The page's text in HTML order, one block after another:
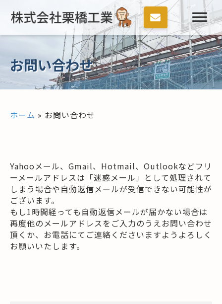
お問い合わせ
ホーム » お問い合わせ
Yahooメール、Gmail、Hotmail、Outlookなどフリ
ーメールアドレスは「迷惑メール」として処理されて
しまう場合や自動返信メールが受信できない可能性が
ございます。
もし1時間経っても自動返信メールが届かない場合は
再度他のメールアドレスをご入力のうえお問い合わせ
頂くか、お電話にてご連絡くださいますようよろしく
お願いいたします。